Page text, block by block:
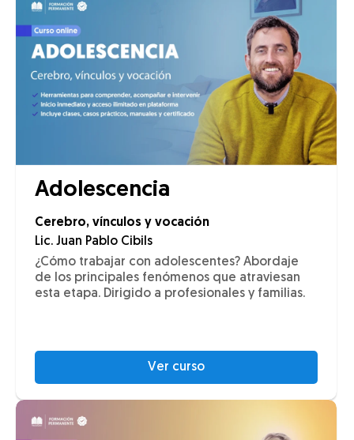
Adolescencia
Cerebro, vínculos y vocación
Lic. Juan Pablo Cibils
¿Cómo trabajar con adolescentes? Abordaje
de los principales fenómenos que atraviesan
esta etapa. Dirigido a profesionales y familias.
Ver curso